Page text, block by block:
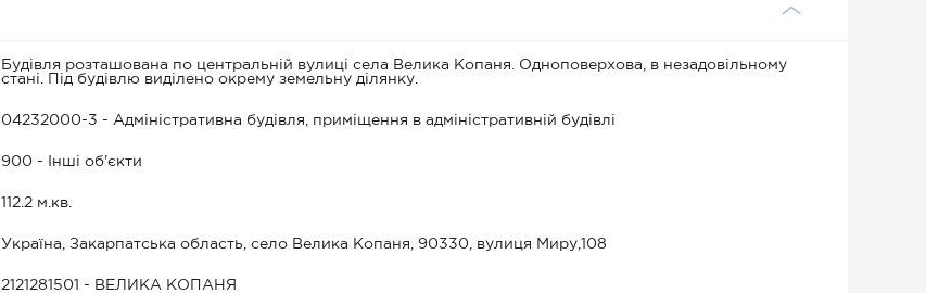
Будівля розташована по центральній вулиці села Велика Копаня. Одноповерхова, в незадовільному
стані. Під будівлю виділено окрему земельну ділянку.
04232000-3 - Адміністративна будівля, приміщення в адміністративній будівлі
900 - Інші об'єкти
112.2 м.кв.
Україна, Закарпатська область, село Велика Копаня, 90330, вулиця Миру,108
2121281501 - ВЕЛИКА КОПАНЯ